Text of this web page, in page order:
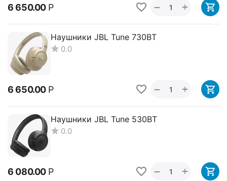
6 650.00 Р +
−
Наушники JBL Tune 730BT
0.0
6 650.00 Р +
−
Наушники JBL Tune 530BT
0.0
6 080.00 Р +
−